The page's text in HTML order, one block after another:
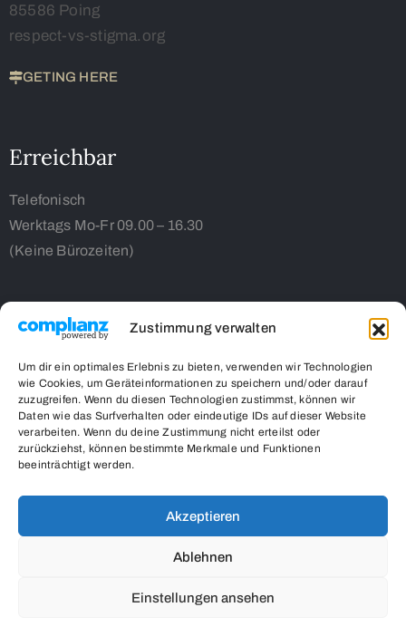
Zustimmung verwalten
Um dir ein optimales Erlebnis zu bieten, verwenden wir Technologien
wie Cookies, um Geräteinformationen zu speichern und/oder darauf
zuzugreifen. Wenn du diesen Technologien zustimmst, können wir
Daten wie das Surfverhalten oder eindeutige IDs auf dieser Website
verarbeiten. Wenn du deine Zustimmung nicht erteilst oder
zurückziehst, können bestimmte Merkmale und Funktionen
beeinträchtigt werden.
Akzeptieren
Ablehnen
Einstellungen ansehen
85586 Poing
respect-vs-stigma.org
GETING HERE
Erreichbar
Telefonisch
Werktags Mo-Fr 09.00 – 16.30
(Keine Bürozeiten)
Contact Us
32code10 gUG in Gründung
Kampenwandstr. 26
85586 Poing
respect-vs-stigma.org
info@respect-vs-stigma.org